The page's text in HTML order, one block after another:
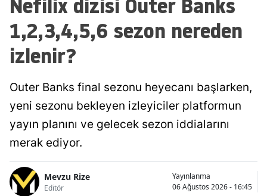
Nefilix dizisi Outer Banks
1,2,3,4,5,6 sezon nereden
izlenir?
Outer Banks final sezonu heyecanı başlarken,
yeni sezonu bekleyen izleyiciler platformun
yayın planını ve gelecek sezon iddialarını
merak ediyor.
Mevzu Rize
Editör
Yayınlanma
06 Ağustos 2026 - 16:45